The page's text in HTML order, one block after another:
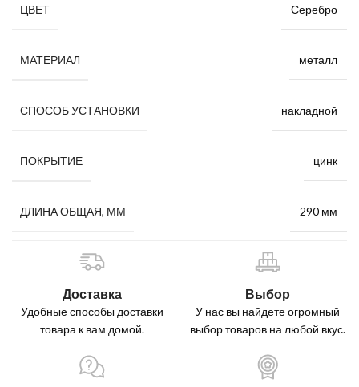
ЦВЕТ Серебро
МАТЕРИАЛ металл
СПОСОБ УСТАНОВКИ накладной
ПОКРЫТИЕ цинк
ДЛИНА ОБЩАЯ, ММ 290 мм
Доставка
Удобные способы доставки
товара к вам домой.
Выбор
У нас вы найдете огромный
выбор товаров на любой вкус.